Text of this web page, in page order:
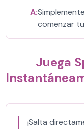
A:
comenzar
Juega
¡Salta